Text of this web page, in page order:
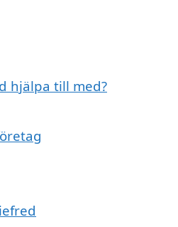
hjälpa till med?